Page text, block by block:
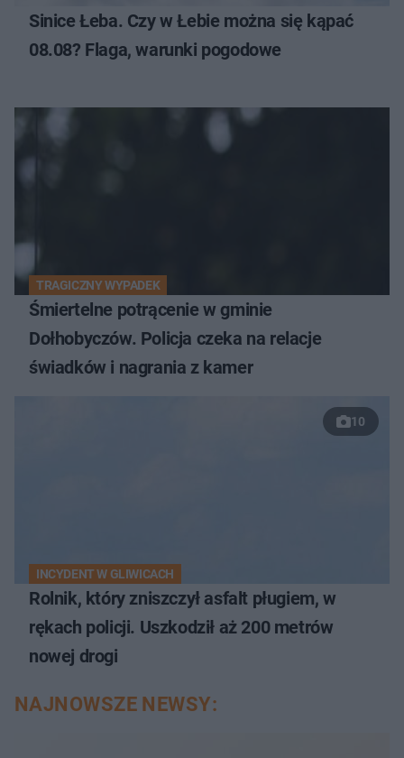
Sinice Łeba. Czy w Łebie można się kąpać
08.08? Flaga, warunki pogodowe
TRAGICZNY WYPADEK
Śmiertelne potrącenie w gminie
Dołhobyczów. Policja czeka na relacje
świadków i nagrania z kamer
10
INCYDENT W GLIWICACH
Rolnik, który zniszczył asfalt pługiem, w
rękach policji. Uszkodził aż 200 metrów
nowej drogi
NAJNOWSZE NEWSY: